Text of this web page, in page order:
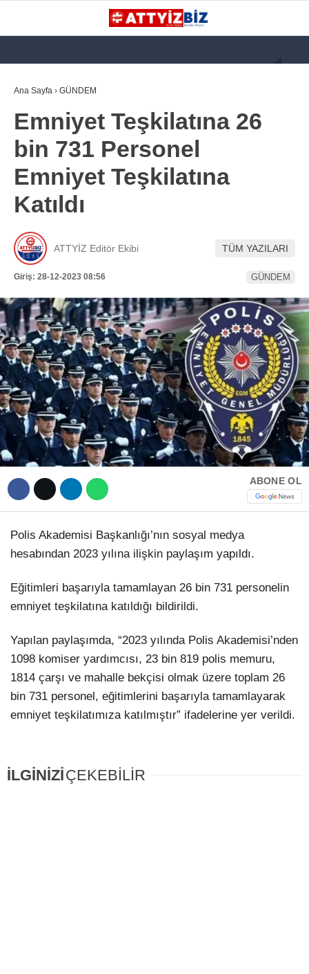
WhatsApp İhbar
Hattı
Facebook
Instagram
TikTok
KATEGORİLER
GÜNDEM
112 ACİL
KPSS
PARAMEDİK (AABT)
STK
İLANLAR
TERCİH ROBOTU
Ana Sayfa › GÜNDEM
Emniyet Teşkilatına 26
bin 731 Personel
Emniyet Teşkilatına
Katıldı
ATTYİZ Editör Ekibi TÜM YAZILARI
Giriş: 28-12-2023 08:56 GÜNDEM
ABONE OL
Polis Akademisi Başkanlığı’nın sosyal medya
hesabından 2023 yılına ilişkin paylaşım yapıldı.
Eğitimleri başarıyla tamamlayan 26 bin 731 personelin
emniyet teşkilatına katıldığı bildirildi.
Yapılan paylaşımda, “2023 yılında Polis Akademisi’nden
1098 komiser yardımcısı, 23 bin 819 polis memuru,
⁠1814 çarşı ve mahalle bekçisi olmak üzere toplam 26
bin 731 personel, eğitimlerini başarıyla tamamlayarak
emniyet teşkilatımıza katılmıştır” ifadelerine yer verildi.
İLGİNİZİÇEKEBİLİR